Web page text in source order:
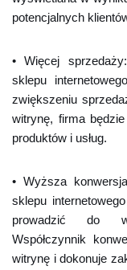
potencjalnych
• Więcej
sklepu
zwiększeniu
witrynę, firma
produktów i usług.
• Wyższa
sklepu
prowadzić do
Współczynnik
witrynę i dokonuje